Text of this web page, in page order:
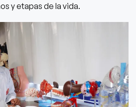
y etapas de la vida.